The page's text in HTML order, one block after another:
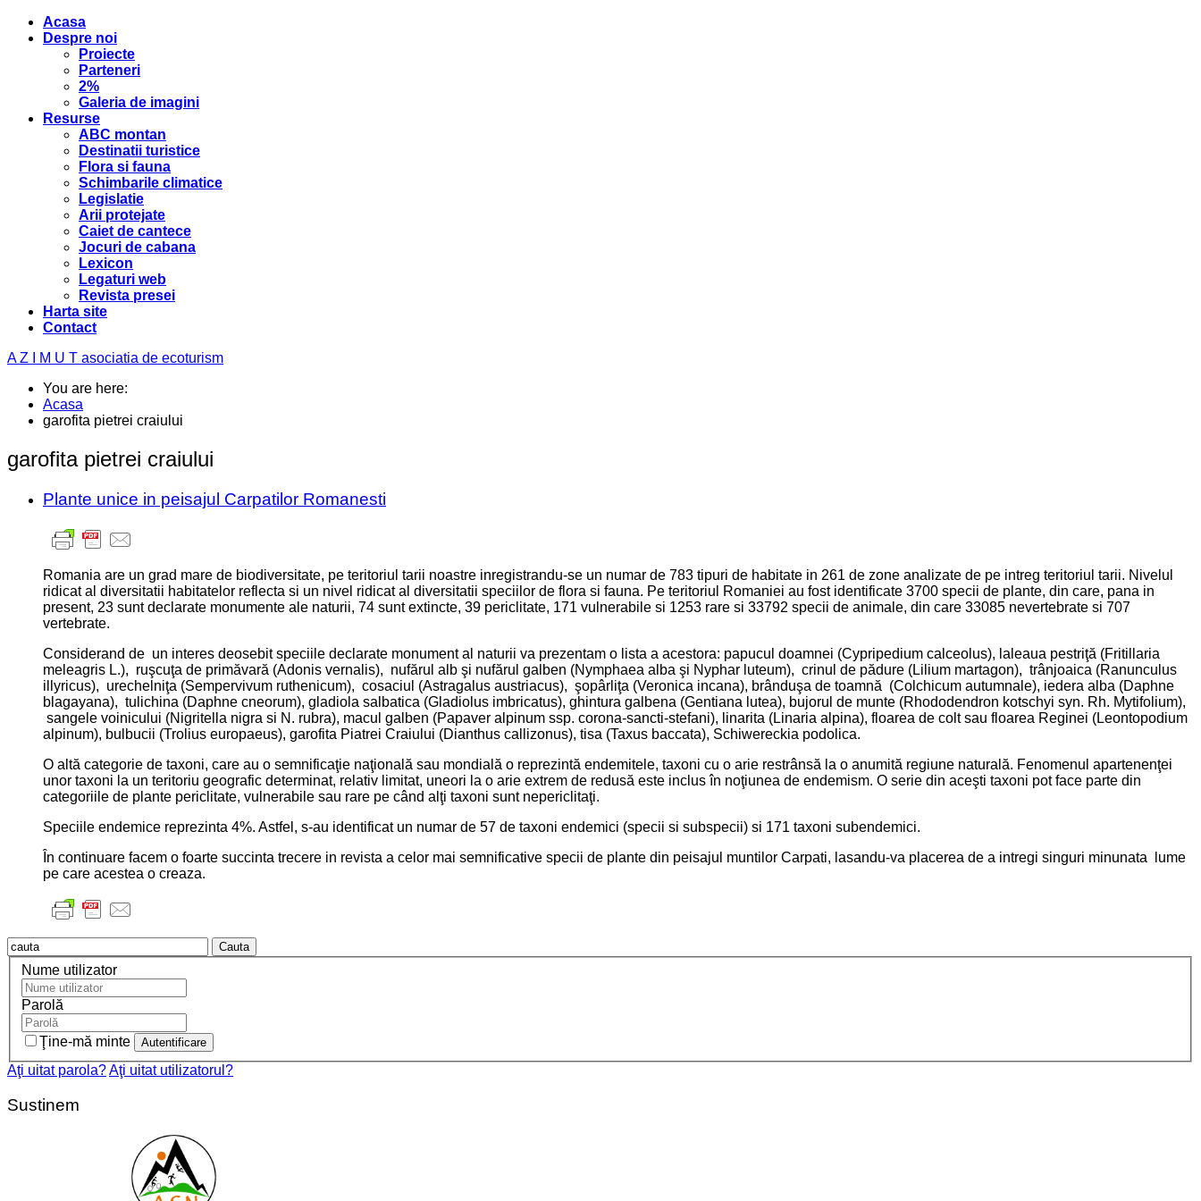
Acasa
Despre noi
Proiecte
Parteneri
2%
Galeria de imagini
Resurse
ABC montan
Destinatii turistice
Flora si fauna
Schimbarile climatice
Legislatie
Arii protejate
Caiet de cantece
Jocuri de cabana
Lexicon
Legaturi web
Revista presei
Harta site
Contact
A Z I M U T asociatia de ecoturism
You are here:
Acasa
garofita pietrei craiului
garofita pietrei craiului
Plante unice in peisajul Carpatilor Romanesti
Romania are un grad mare de biodiversitate, pe teritoriul tarii noastre inregistrandu-se un numar de 783 tipuri de habitate in 261 de zone analizate de pe intreg teritoriul tarii. Nivelul
ridicat al diversitatii habitatelor reflecta si un nivel ridicat al diversitatii speciilor de flora si fauna. Pe teritoriul Romaniei au fost identificate 3700 specii de plante, din care, pana in
present, 23 sunt declarate monumente ale naturii, 74 sunt extincte, 39 periclitate, 171 vulnerabile si 1253 rare si 33792 specii de animale, din care 33085 nevertebrate si 707
vertebrate.
Considerand de un interes deosebit speciile declarate monument al naturii va prezentam o lista a acestora: papucul doamnei (Cypripedium calceolus), laleaua pestriţă (Fritillaria
meleagris L.), ruşcuţa de primăvară (Adonis vernalis), nufărul alb şi nufărul galben (Nymphaea alba şi Nyphar luteum), crinul de pădure (Lilium martagon), trânjoaica (Ranunculus
illyricus), urechelniţa (Sempervivum ruthenicum), cosaciul (Astragalus austriacus), şopârliţa (Veronica incana), brânduşa de toamnă (Colchicum autumnale), iedera alba (Daphne
blagayana), tulichina (Daphne cneorum), gladiola salbatica (Gladiolus imbricatus), ghintura galbena (Gentiana lutea), bujorul de munte (Rhododendron kotschyi syn. Rh. Mytifolium),
sangele voinicului (Nigritella nigra si N. rubra), macul galben (Papaver alpinum ssp. corona-sancti-stefani), linarita (Linaria alpina), floarea de colt sau floarea Reginei (Leontopodium
alpinum), bulbucii (Trolius europaeus), garofita Piatrei Craiului (Dianthus callizonus), tisa (Taxus baccata), Schiwereckia podolica.
O altă categorie de taxoni, care au o semnificaţie naţională sau mondială o reprezintă endemitele, taxoni cu o arie restrânsă la o anumită regiune naturală. Fenomenul apartenenţei
unor taxoni la un teritoriu geografic determinat, relativ limitat, uneori la o arie extrem de redusă este inclus în noţiunea de endemism. O serie din aceşti taxoni pot face parte din
categoriile de plante periclitate, vulnerabile sau rare pe când alţi taxoni sunt nepericlitaţi.
Speciile endemice reprezinta 4%. Astfel, s-au identificat un numar de 57 de taxoni endemici (specii si subspecii) si 171 taxoni subendemici.
În continuare facem o foarte succinta trecere in revista a celor mai semnificative specii de plante din peisajul muntilor Carpati, lasandu-va placerea de a intregi singuri minunata lume
pe care acestea o creaza.
Cauta
Nume utilizator
Parolă
Ţine-mă minte
Aţi uitat parola?Aţi uitat utilizatorul?
Sustinem